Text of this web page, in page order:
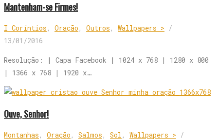
Mantenham-se Firmes!
I Coríntios , Oração , Outros , Wallpapers > /
13/01/2016
Resolução: | Capa Facebook | 1024 x 768 | 1280 x 800
| 1366 x 768 | 1920 x…
Ouve, Senhor!
Montanhas , Oração , Salmos , Sol , Wallpapers > /